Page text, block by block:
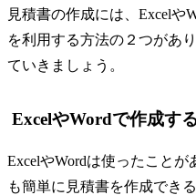
見積書の作成には、Excelや
を利用する方法の２つがあ
ていきましょう。
ExcelやWordで作成す
ExcelやWordは使ったこと
も簡単に見積書を作成でき